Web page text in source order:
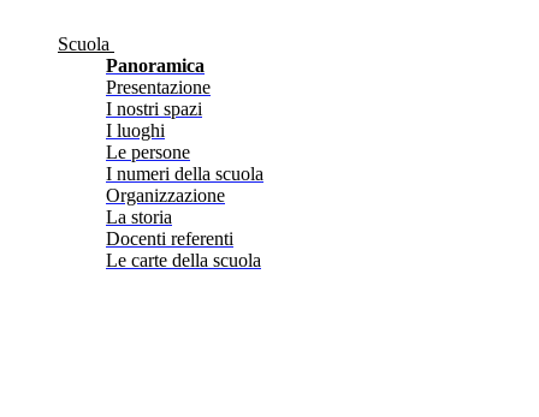
Scuola
Panoramica
Presentazione
I nostri spazi
I luoghi
Le persone
I numeri della scuola
Organizzazione
La storia
Docenti referenti
Le carte della scuola